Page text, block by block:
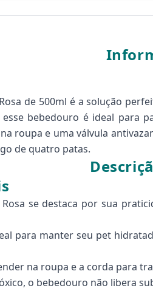
de 500ml é a solução
bebedouro é ideal para
roupa e uma válvula
de quatro patas.
se destaca por sua
para manter seu pet
na roupa e a corda para
o bebedouro não libera